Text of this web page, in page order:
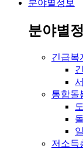
분야별정보
분야별
긴급복
통합돌
저소득